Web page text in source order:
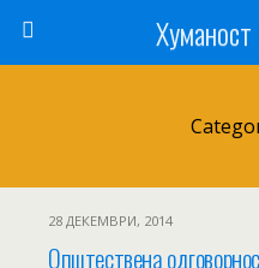
28 ДЕКЕМВРИ, 2014
Општествена